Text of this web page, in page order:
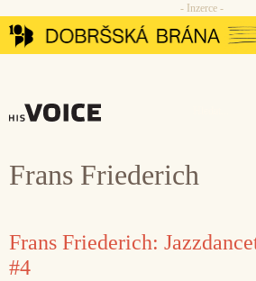
Přeskočit
na
- Inzerce -
Frans Friederich
Frans Friederich:
#4